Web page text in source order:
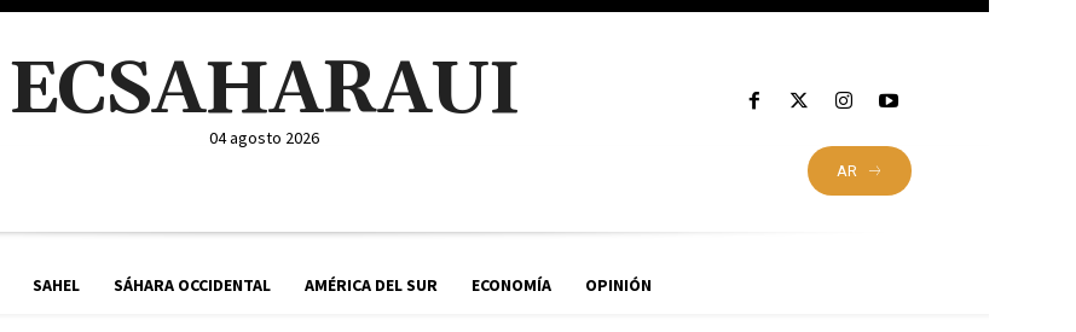
ECSAHARAUI
04 agosto 2026
AR
SAHEL SÁHARA OCCIDENTAL AMÉRICA DEL SUR ECONOMÍA OPINIÓN